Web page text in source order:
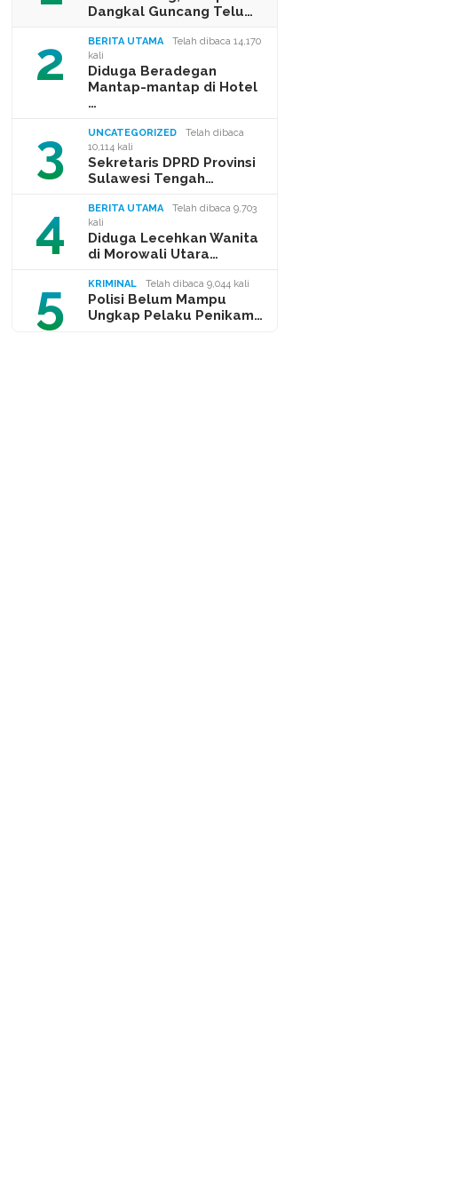
Dangkal Guncang Telu…
2 BERITA UTAMA
Telah dibaca 14,170
kali
Diduga Beradegan
Mantap-mantap di Hotel
…
3 UNCATEGORIZED
Telah dibaca
10,114 kali
Sekretaris DPRD Provinsi
Sulawesi Tengah…
4 BERITA UTAMA
Telah dibaca 9,703
kali
Diduga Lecehkan Wanita
di Morowali Utara…
5 KRIMINAL Telah dibaca 9,044 kali
Polisi Belum Mampu
Ungkap Pelaku Penikam…